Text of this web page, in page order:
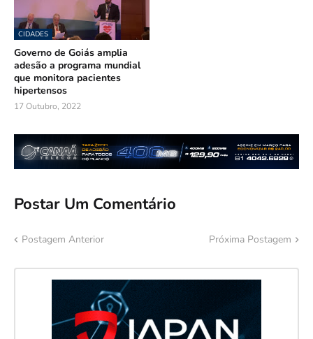
CIDADES
Governo de Goiás amplia
adesão a programa mundial
que monitora pacientes
hipertensos
17 Outubro, 2022
Postar Um Comentário
Postagem Anterior Próxima Postagem